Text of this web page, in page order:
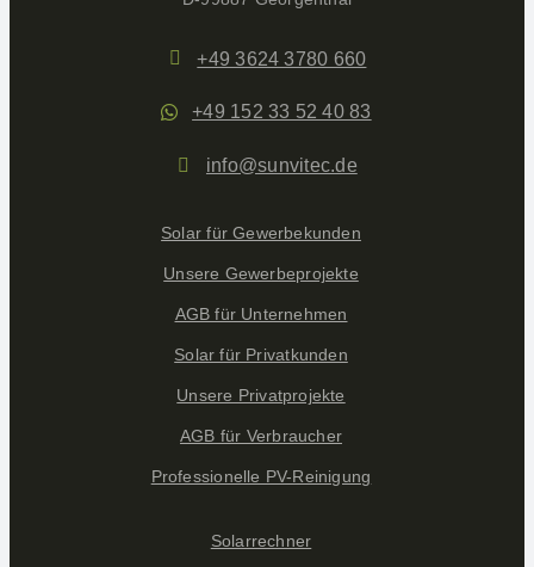
+49 3624 3780 660
+49 152 33 52 40 83
info@sunvitec.de
Solar für Gewerbekunden
Unsere Gewerbeprojekte
AGB für Unternehmen
Solar für Privatkunden
Unsere Privatprojekte
AGB für Verbraucher
Professionelle PV-Reinigung
Solarrechner